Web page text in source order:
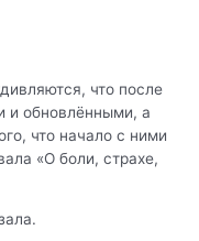
что после
и обновлёнными, а
что начало с ними
«О боли, страхе,